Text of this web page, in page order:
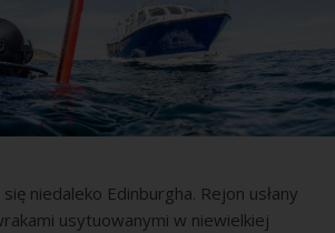
niedaleko Edinburgha. Rejon usłany
usytuowanymi w niewielkiej